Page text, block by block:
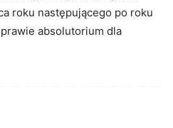
roku następującego po roku
absolutorium dla